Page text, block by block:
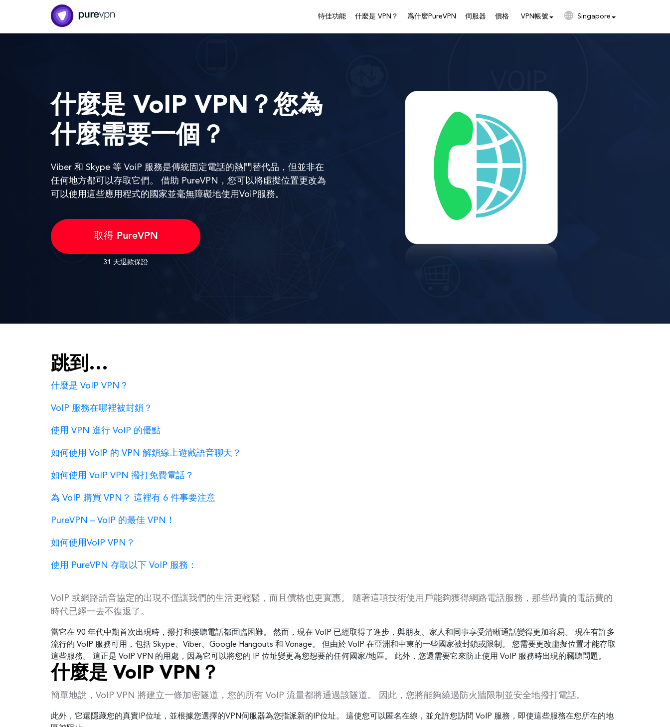
特佳功能 什麼是 VPN？ 爲什麽PureVPN 伺服器 價格 VPN帳號 Singapore
什麼是 VoIP VPN？您為
什麼需要一個？
Viber 和 Skype 等 VoiP 服務是傳統固定電話的熱門替代品，但並非在
任何地方都可以存取它們。 借助 PureVPN，您可以將虛擬位置更改為
可以使用這些應用程式的國家並毫無障礙地使用VoiP服務。
取得 PureVPN
31 天退款保證
跳到…
什麼是 VoIP VPN？
VoIP 服務在哪裡被封鎖？
使用 VPN 進行 VoIP 的優點
如何使用 VoIP 的 VPN 解鎖線上遊戲語音聊天？
如何使用 VoIP VPN 撥打免費電話？
為 VoIP 購買 VPN？ 這裡有 6 件事要注意
PureVPN – VoIP 的最佳 VPN！
如何使用VoIP VPN？
使用 PureVPN 存取以下 VoIP 服務：
VoIP 或網路語音協定的出現不僅讓我們的生活更輕鬆，而且價格也更實惠。 隨著這項技術使用戶能夠獲得網路電話服務，那些昂貴的電話費的
時代已經一去不復返了。
當它在 90 年代中期首次出現時，撥打和接聽電話都面臨困難。 然而，現在 VoIP 已經取得了進步，與朋友、家人和同事享受清晰通話變得更加容易。 現在有許多
流行的 VoIP 服務可用，包括 Skype、Viber、Google Hangouts 和 Vonage。 但由於 VoIP 在亞洲和中東的一些國家被封鎖或限制。 您需要更改虛擬位置才能存取
這些服務。 這正是 VoIP VPN 的用處，因為它可以將您的 IP 位址變更為您想要的任何國家/地區。 此外，您還需要它來防止使用 VoIP 服務時出現的竊聽問題。
什麼是 VoIP VPN？
簡單地說，VoIP VPN 將建立一條加密隧道，您的所有 VoIP 流量都將通過該隧道。 因此，您將能夠繞過防火牆限制並安全地撥打電話。
此外，它還隱藏您的真實IP位址，並根據您選擇的VPN伺服器為您指派新的IP位址。 這使您可以匿名在線，並允許您訪問 VoIP 服務，即使這些服務在您所在的地